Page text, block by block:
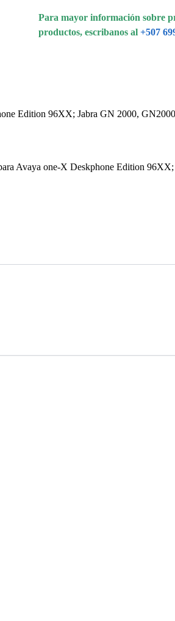
Para mayor información sobre
productos, escribanos al +507
Edition 96XX; Jabra GN 2000,
Avaya one-X Deskphone Edition